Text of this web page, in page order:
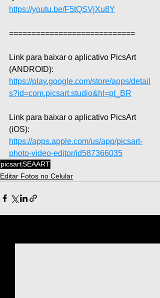
https://youtu.be/F5tQSVjXu8Y
============================
Link para baixar o aplicativo PicsArt
(ANDROID):
https://play.google.com/store/apps/detail
s?id=com.picsart.studio&hl=pt_BR
Link para baixar o aplicativo PicsArt
(iOS):
https://apps.apple.com/us/app/picsart-
photo-video-editor/id587366035
picsartSEAART
Editar Fotos no Celular